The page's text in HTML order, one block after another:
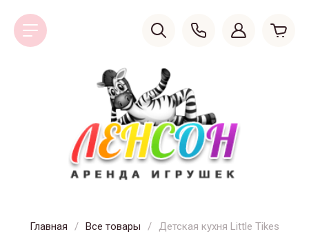
Главная / Все товары / Детская кухня Little Tikes